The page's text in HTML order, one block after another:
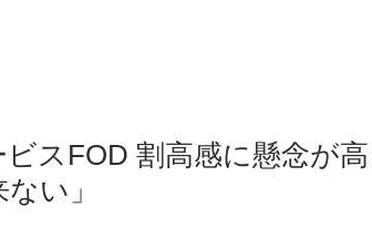
スFOD 割高感に懸念が
い」